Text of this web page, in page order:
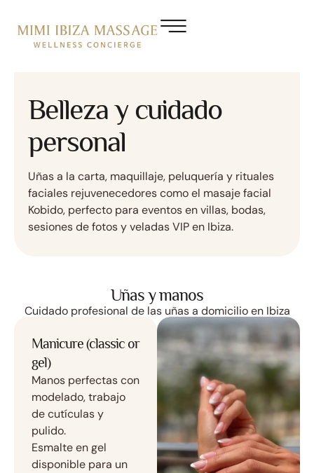
Belleza y cuidado
personal
Uñas a la carta, maquillaje, peluquería y rituales
faciales rejuvenecedores como el masaje facial
Kobido, perfecto para eventos en villas, bodas,
sesiones de fotos y veladas VIP en Ibiza.
Uñas y manos
Cuidado profesional de las uñas a domicilio en Ibiza
Manicure (classic or
gel)
Manos perfectas con
modelado, trabajo
de cutículas y
pulido.
Esmalte en gel
disponible para un